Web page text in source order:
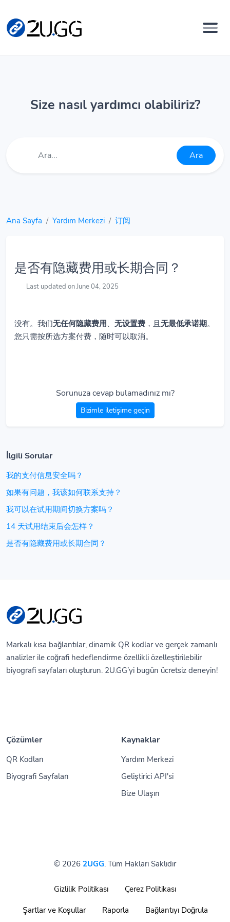
Size nasıl yardımcı olabiliriz?
Ara
Ana Sayfa Yardım Merkezi 订阅
是否有隐藏费用或长期合同？
Last updated on June 04, 2025
没有。我们无任何隐藏费用、 无设置费 ，且无最低承诺期。
您只需按所选方案付费，随时可以取消。
Sorunuza cevap bulamadınız mı?
Bizimle iletişime geçin
İlgili Sorular
我的支付信息安全吗？
如果有问题，我该如何联系支持？
我可以在试用期间切换方案吗？
14 天试用结束后会怎样？
是否有隐藏费用或长期合同？
Markalı kısa bağlantılar, dinamik QR kodlar ve gerçek zamanlı
analizler ile coğrafi hedeflendirme özellikli özelleştirilebilir
biyografi sayfaları oluşturun. 2U.GG’yi bugün ücretsiz deneyin!
Çözümler
QR Kodları
Biyografi Sayfaları
Kaynaklar
Yardım Merkezi
Geliştirici API'si
Bize Ulaşın
© 2026 2UGG. Tüm Hakları Saklıdır
Gizlilik Politikası Çerez Politikası
Şartlar ve Koşullar Raporla Bağlantıyı Doğrula